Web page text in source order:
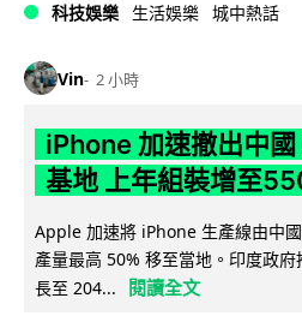
科技娛樂 生活娛樂 城中熱話
Vin 2 小時
iPhone 加速撤出中
基地 上年組裝增至
Apple 加速將 iPhone 生產線由中
產量最高 50% 移至當地。印度政
長至 204...
閱讀全文